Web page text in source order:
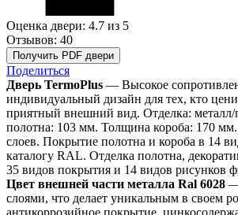
Оценка двери: 4.7 из 5
Отзывов: 40
Получить PDF двери
Поделиться
Дверь TermoPlus — Высокое
индивидуальный дизайн для тех, кто
приятный внешний вид. Отделка:
полотна: 103 мм. Толщина короба: 170
слоев. Покрытие полотна и короба в 14
каталогу RAL. Отделка полотна,
35 видов покрытия и 14 видов рисунков
Цвет внешней части металла Ral 6028 —
слоями, что делает уникальным в своем
антикоррозийное покрытие,